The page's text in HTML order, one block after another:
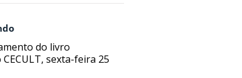
do livro
sexta-feira 25